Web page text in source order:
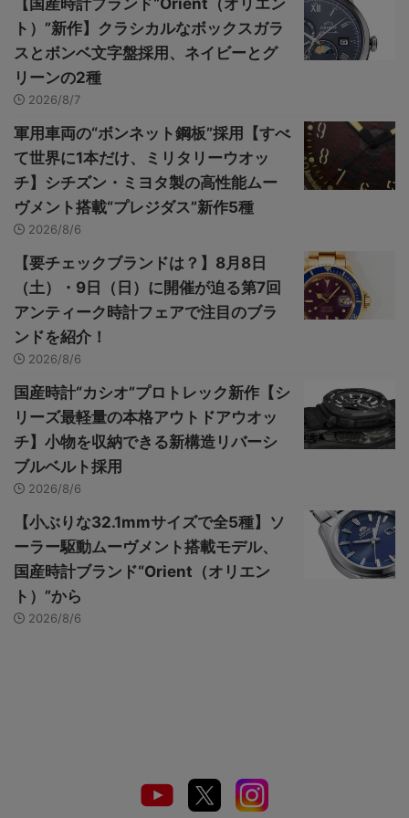
ト）”新作】クラシカルなボックスガラ
スとボンベ文字盤採用、ネイビーとグ
リーンの2種
2026/8/7
軍用車両の“ボンネット鋼板”採用【すべ
て世界に1本だけ、ミリタリーウオッ
チ】シチズン・ミヨタ製の高性能ムー
ヴメント搭載“プレジダス”新作5種
2026/8/6
【要チェックブランドは？】8月8日
（土）・9日（日）に開催が迫る第7回
アンティーク時計フェアで注目のブラ
ンドを紹介！
2026/8/6
国産時計“カシオ”プロトレック新作【シ
リーズ最軽量の本格アウトドアウオッ
チ】小物を収納できる新構造リバーシ
ブルベルト採用
2026/8/6
【小ぶりな32.1mmサイズで全5種】ソ
ーラー駆動ムーヴメント搭載モデル、
国産時計ブランド“Orient（オリエン
ト）”から
2026/8/6